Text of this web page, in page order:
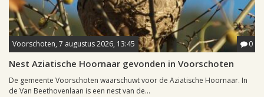
Voorschoten, 7 augustus 2026, 13:45 0
Nest Aziatische Hoornaar gevonden in Voorschoten
De gemeente Voorschoten waarschuwt voor de Aziatische Hoornaar. In
de Van Beethovenlaan is een nest van de...